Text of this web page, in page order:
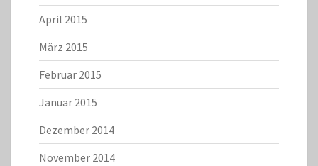
April 2015
März 2015
Februar 2015
Januar 2015
Dezember 2014
November 2014